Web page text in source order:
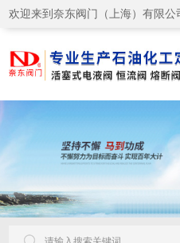
欢迎来到奈东阀门（上海）有限公